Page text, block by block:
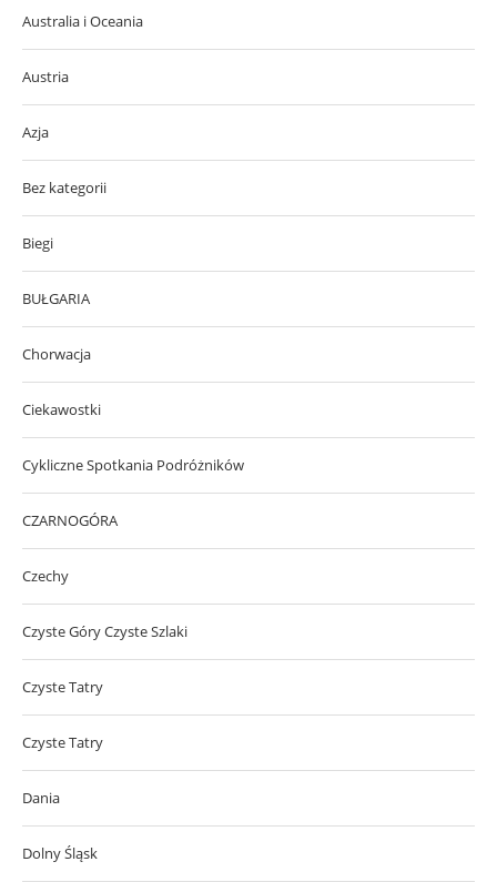
Australia i Oceania
Austria
Azja
Bez kategorii
Biegi
BUŁGARIA
Chorwacja
Ciekawostki
Cykliczne Spotkania Podróżników
CZARNOGÓRA
Czechy
Czyste Góry Czyste Szlaki
Czyste Tatry
Czyste Tatry
Dania
Dolny Śląsk